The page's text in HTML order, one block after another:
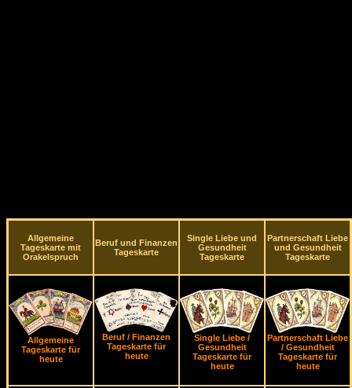
Allgemeine
Tageskarte mit
Orakelspruch
Beruf und Finanzen
Tageskarte
Single Liebe und
Gesundheit
Tageskarte
Partnerschaft Liebe
und Gesundheit
Tageskarte
Allgemeine
Tageskarte für
heute
Beruf / Finanzen
Tageskarte für
heute
Single Liebe /
Gesundheit
Tageskarte für
heute
Partnerschaft Liebe
/ Gesundheit
Tageskarte für
heute